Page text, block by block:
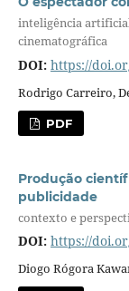
inteligência
cinematográfica
DOI: https://
Rodrigo Carreiro,
PDF
Produção
publicidade
contexto e
DOI: https://
Diogo Rógora